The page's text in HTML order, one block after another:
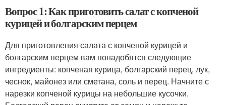
Вопрос 1: Как приготовить салат с копченой
курицей и болгарским перцем
Для приготовления салата с копченой курицей и
болгарским перцем вам понадобятся следующие
ингредиенты: копченая курица, болгарский перец, лук,
чеснок, майонез или сметана, соль и перец. Начните с
нарезки копченой курицы на небольшие кусочки.